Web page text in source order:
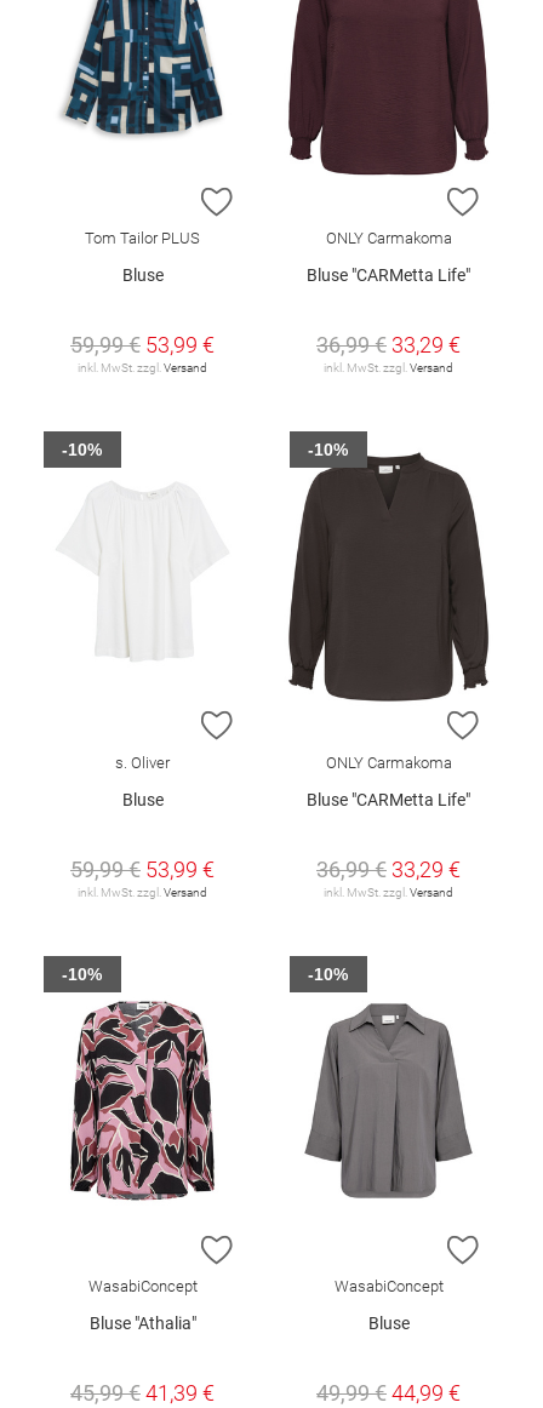
ZUR WUNSCHLISTE HINZUFÜGEN
Tom Tailor PLUS
Bluse
59,99 € 53,99 €
inkl. MwSt. zzgl. Versand
ZUR
ONLY Carmakoma
Bluse "CARMetta Life"
36,99 € 33,29 €
inkl. MwSt. zzgl. Versand
ZUR WUNSCHLISTE HINZUFÜGEN
s. Oliver
Bluse
59,99 € 53,99 €
inkl. MwSt. zzgl. Versand
-10%
ZUR
ONLY Carmakoma
Bluse "CARMetta Life"
36,99 € 33,29 €
inkl. MwSt. zzgl. Versand
-10%
ZUR WUNSCHLISTE HINZUFÜGEN
WasabiConcept
Bluse "Athalia"
45,99 €41,39 €
-10%
ZUR
WasabiConcept
Bluse
49,99 €44,99 €
-10%